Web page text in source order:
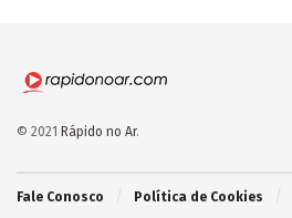
© 2021 Rápido no Ar.
Fale Conosco Política de Cookies